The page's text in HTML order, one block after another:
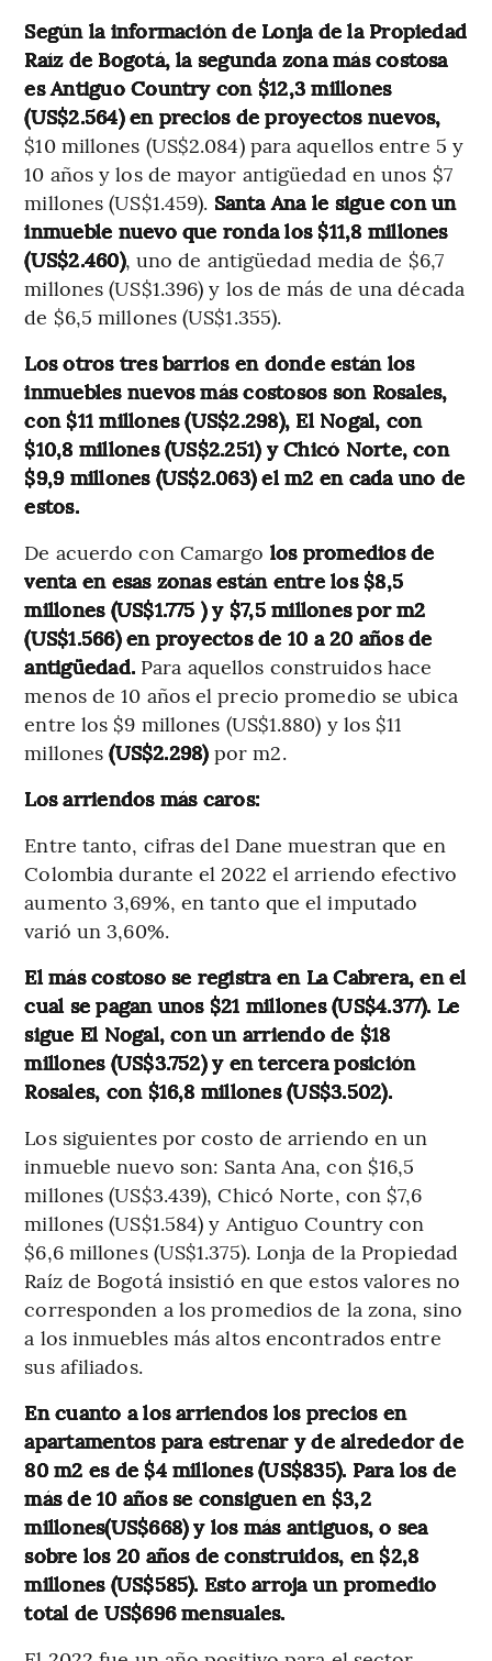
Según la información de Lonja de la Propiedad
Raíz de Bogotá, la segunda zona más costosa
es Antiguo Country con $12,3 millones
(US$2.564) en precios de proyectos nuevos,
$10 millones (US$2.084) para aquellos entre 5 y
10 años y los de mayor antigüedad en unos $7
millones (US$1.459). Santa Ana le sigue con un
inmueble nuevo que ronda los $11,8 millones
(US$2.460), uno de antigüedad media de $6,7
millones (US$1.396) y los de más de una década
de $6,5 millones (US$1.355).
Los otros tres barrios en donde están los
inmuebles nuevos más costosos son Rosales,
con $11 millones (US$2.298), El Nogal, con
$10,8 millones (US$2.251) y Chicó Norte, con
$9,9 millones (US$2.063) el m2 en cada uno de
estos.
De acuerdo con Camargo los promedios de
venta en esas zonas están entre los $8,5
millones (US$1.775 ) y $7,5 millones por m2
(US$1.566) en proyectos de 10 a 20 años de
antigüedad. Para aquellos construidos hace
menos de 10 años el precio promedio se ubica
entre los $9 millones (US$1.880) y los $11
millones(US$2.298) por m2.
Los arriendos más caros:
Entre tanto, cifras del Dane muestran que en
Colombia durante el 2022 el arriendo efectivo
aumento 3,69%, en tanto que el imputado
varió un 3,60%.
El más costoso se registra en La Cabrera, en el
cual se pagan unos $21 millones (US$4.377). Le
sigue El Nogal, con un arriendo de $18
millones (US$3.752) y en tercera posición
Rosales, con $16,8 millones (US$3.502).
Los siguientes por costo de arriendo en un
inmueble nuevo son: Santa Ana, con $16,5
millones (US$3.439), Chicó Norte, con $7,6
millones (US$1.584) y Antiguo Country con
$6,6 millones (US$1.375). Lonja de la Propiedad
Raíz de Bogotá insistió en que estos valores no
corresponden a los promedios de la zona, sino
a los inmuebles más altos encontrados entre
sus afiliados.
En cuanto a los arriendos los precios en
apartamentos para estrenar y de alrededor de
80 m2 es de $4 millones (US$835). Para los de
más de 10 años se consiguen en $3,2
millones(US$668) y los más antiguos, o sea
sobre los 20 años de construidos, en $2,8
millones (US$585). Esto arroja un promedio
total de US$696 mensuales.